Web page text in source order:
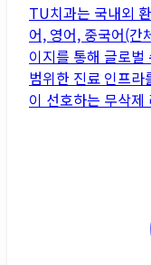
TU치과는 국내외
어, 영어, 중국어(간
이지를 통해 글로
범위한 진료 인프
이 선호하는 무삭